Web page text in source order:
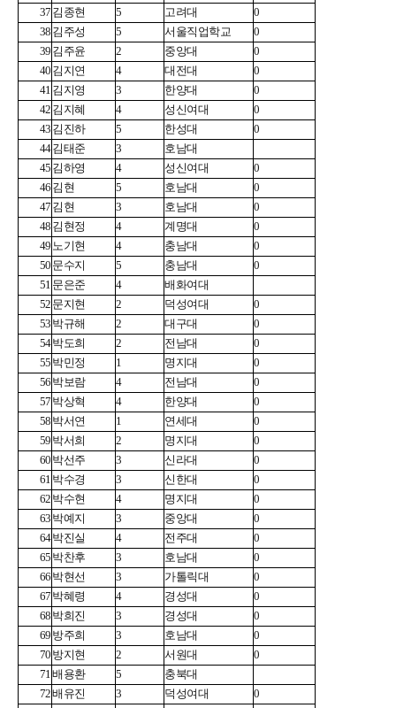
37 김종현 5 고려대
0
38 김주성 5 서울직업학교
0
39 김주윤 2 중앙대
0
40 김지연 4 대전대
0
41 김지영 3 한양대
0
42 김지혜 4 성신여대
0
43 김진하 5 한성대
0
44김태준 3
호남대
45 김하영 4 성신여대
0
46 김현 5 호남대
0
47 김현 3 호남대
0
48 김현정 4 계명대
0
49 노기현 4 충남대
0
50 문수지 5 충남대
0
51 문은준 4
배화여대
52 문지현 2 덕성여대
0
53 박규해 2 대구대
0
54박도희 2 전남대
0
55 박민정 1 명지대
0
56 박보람 4 전남대
0
57 박상혁 4 한양대
0
58 박서연 1 연세대
0
59 박서희 2 명지대
0
60 박선주 3 신라대
0
61 박수경 3 신한대
0
62 박수현 4 명지대
0
63 박예지 3 중앙대
0
64박진실 4 전주대
0
65 박찬후 3 호남대
0
66 박현선 3 가톨릭대
0
67 박혜령 4 경성대
0
68 박희진 3 경성대
0
69 방주희 3 호남대
0
70 방지현 2 서원대
0
71배용환 5
충북대
72배유진 3 덕성여대
0